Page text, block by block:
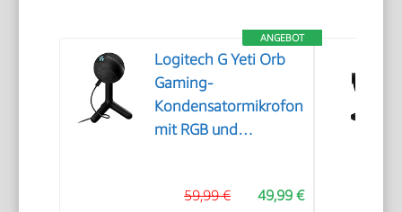
ANGEBOT
Logitech G Yeti Orb
Gaming-
Kondensatormikrofon
mit RGB und
49,99 €
59,99 €